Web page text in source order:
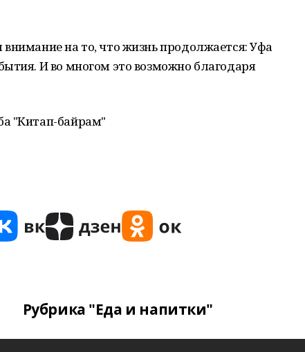
на то, что жизнь продолжается: Уфа
И во многом это возможно благодаря
"Китап-байрам"
Рубрика "Еда и напитки"